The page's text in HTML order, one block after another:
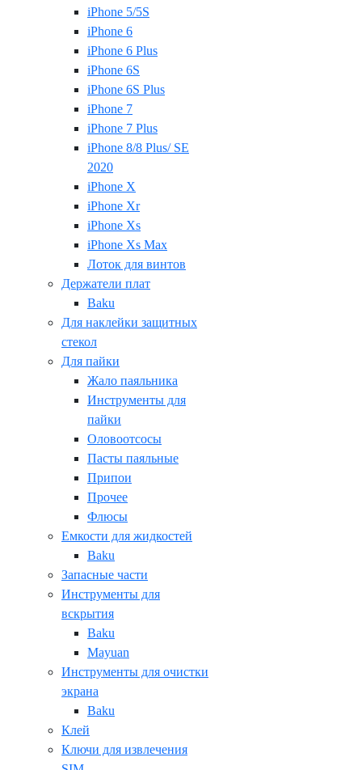
iPhone 5/5S
iPhone 6
iPhone 6 Plus
iPhone 6S
iPhone 6S Plus
iPhone 7
iPhone 7 Plus
iPhone 8/8 Plus/ SE
2020
iPhone X
iPhone Xr
iPhone Xs
iPhone Xs Max
Лоток для винтов
Держатели плат
Baku
Для наклейки защитных
стекол
Для пайки
Жало паяльника
Инструменты для
пайки
Оловоотсосы
Пасты паяльные
Припои
Прочее
Флюсы
Емкости для жидкостей
Baku
Запасные части
Инструменты для
вскрытия
Baku
Mayuan
Инструменты для очистки
экрана
Baku
Клей
Ключи для извлечения